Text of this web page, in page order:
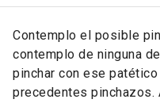
Contemplo el posible
contemplo de ninguna
pinchar con ese
precedentes